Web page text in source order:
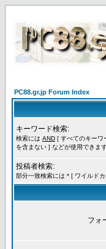
PC88.gr.jp Forum Index
キーワード検索:
検索には AND [ すべてのキーワ
を含まない ] などが使用できま
投稿者検索:
部分一致検索には * [ ワイルド
フォ